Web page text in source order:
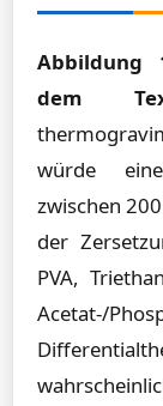
Abbildung
dem
würde
zwischen
der
PVA,
Acetat-/